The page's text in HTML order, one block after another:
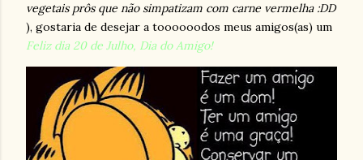
vegetais prôs que não simpatizam com carne vermelha :DD
), gostaria de desejar a toooooodos meus amigos(as) um
Feliz dia 20 de Julho, Dia do Amigo!